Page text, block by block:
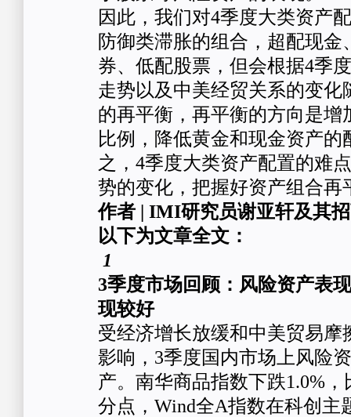
因此，我们对4季度大类资产
防御类滞胀的组合，超配现金
券、低配股票，但会根据4季
走势以及中美经贸关系的变化
的再平衡，再平衡的方向是增
比例，降低黄金和现金资产的
之，4季度大类资产配置的难
势的变化，把握好资产组合再
作者 | IMI研究员谢亚轩及其
以下为文章全文：
1
3季度市场回顾：风险资产表
现较好
受经济增长放缓和中美贸易摩
影响，3季度国内市场上风险
产。南华商品指数下跌1.0%
分点，Wind全A指数在科创主